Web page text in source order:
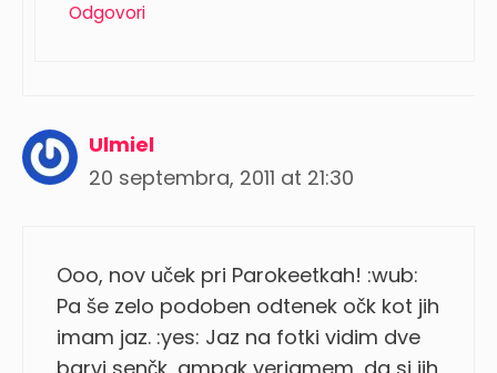
Odgovori
Ulmiel
20 septembra, 2011 at 21:30
Ooo, nov uček pri Parokeetkah! :wub:
Pa še zelo podoben odtenek očk kot jih
imam jaz. :yes: Jaz na fotki vidim dve